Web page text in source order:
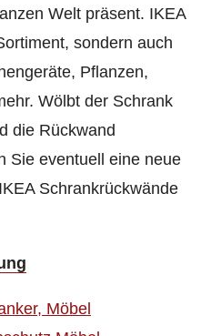
Welt präsent. IKEA
sondern auch
Pflanzen,
Wölbt der Schrank
die Rückwand
Sie eventuell eine neue
Schrankrückwände